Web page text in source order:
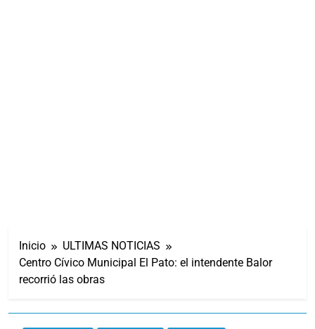
Inicio
ULTIMAS NOTICIAS
Centro Cívico Municipal El Pato: el intendente Balor
recorrió las obras